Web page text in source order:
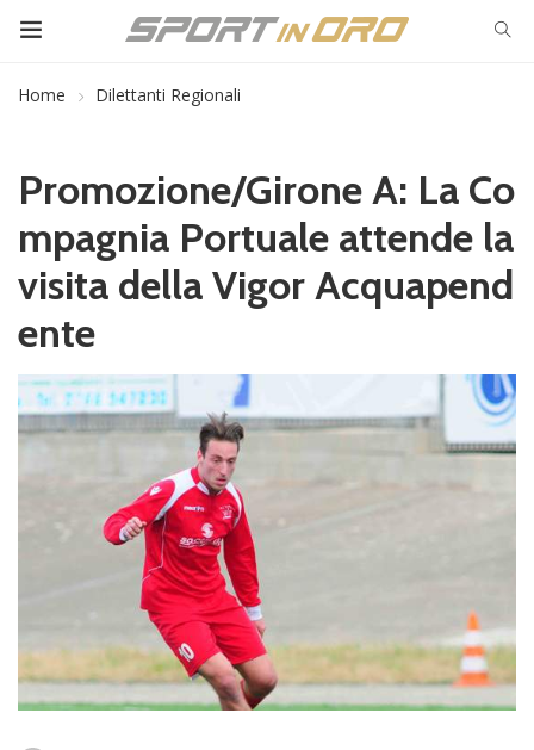
Home Dilettanti Regionali
Promozione/Girone A: La Co
mpagnia Portuale attende la
visita della Vigor Acquapend
ente